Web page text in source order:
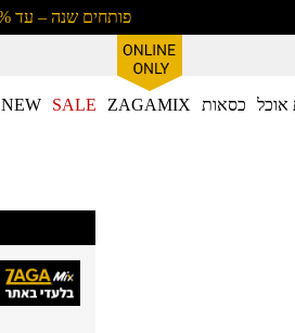
פותחים שנה – עד 30% הנחה!
אוכל כסאות ZAGAMIX
SALE
NEW